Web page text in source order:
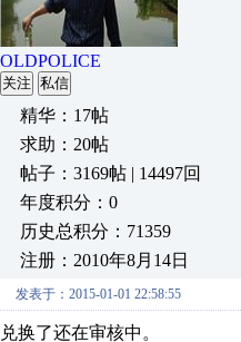
OLDPOLICE
关注 私信
精华：17帖
求助：20帖
帖子：3169帖 | 14497回
年度积分：0
历史总积分：71359
注册：2010年8月14日
发表于：2015-01-01 22:58:55
兑换了还在审核中。